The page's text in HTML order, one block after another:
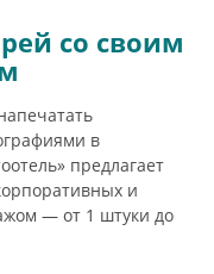
со своим
в
предлагает
и
— от 1 штуки до